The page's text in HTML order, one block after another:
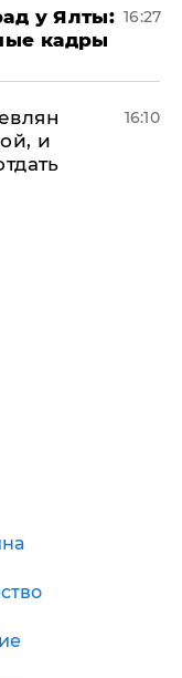
у Ялты:
кадры
16:27
и
16:10